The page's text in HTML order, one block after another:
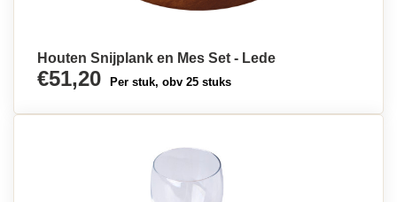
Houten Snijplank en Mes Set - Lede
€51,20 Per stuk, obv 25 stuks